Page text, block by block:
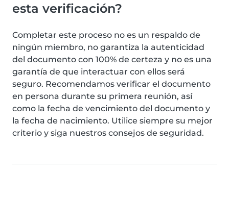
esta verificación?
Completar este proceso no es un respaldo de
ningún miembro, no garantiza la autenticidad
del documento con 100% de certeza y no es una
garantía de que interactuar con ellos será
seguro. Recomendamos verificar el documento
en persona durante su primera reunión, así
como la fecha de vencimiento del documento y
la fecha de nacimiento. Utilice siempre su mejor
criterio y siga nuestros consejos de seguridad.